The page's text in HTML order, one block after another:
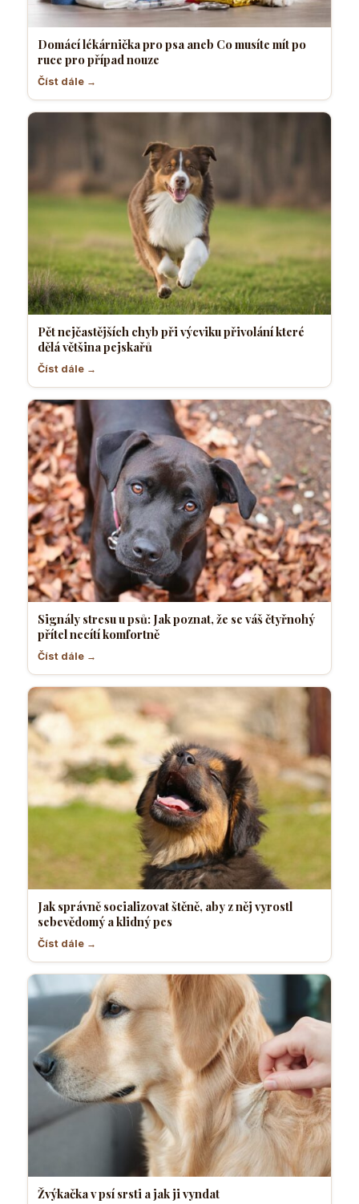
Domácí lékárnička pro psa aneb Co musíte mít po
ruce pro případ nouze
Číst dále →
Pět nejčastějších chyb při výcviku přivolání které
dělá většina pejskařů
Číst dále →
Signály stresu u psů: Jak poznat, že se váš čtyřnohý
přítel necítí komfortně
Číst dále →
Jak správně socializovat štěně, aby z něj vyrostl
sebevědomý a klidný pes
Číst dále →
Žvýkačka v psí srsti a jak ji vyndat